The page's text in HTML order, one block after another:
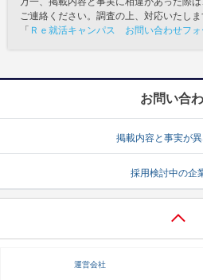
ご連絡ください。調査の上、対応いたしま
「 Ｒｅ就活キャンパス お問い合わせフ
お問い合
掲載内容と事実が
採用検討中の企
運営会社